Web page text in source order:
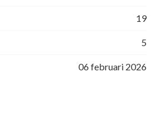
19
5
06 februari 2026